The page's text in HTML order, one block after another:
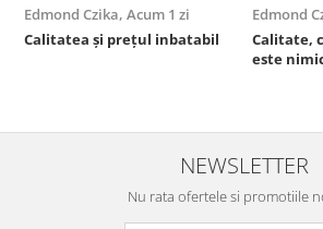
Edmond Czika, Acum 1 zi
Calitatea și prețul inbatabil
Edmond
Calitate,
este
NEWSLETTER
Nu rata ofertele si promotiile